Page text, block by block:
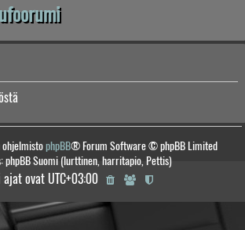
ohjelmistophpBB® Forum Software © phpBB Limited
phpBB Suomi (lurttinen, harritapio, Pettis)
ajat ovat UTC+03:00